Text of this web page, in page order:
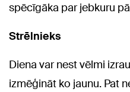
spēcīgāka par jebkuru
Strēlnieks
Diena var nest vēlmi
izmēģināt ko jaunu. Pat